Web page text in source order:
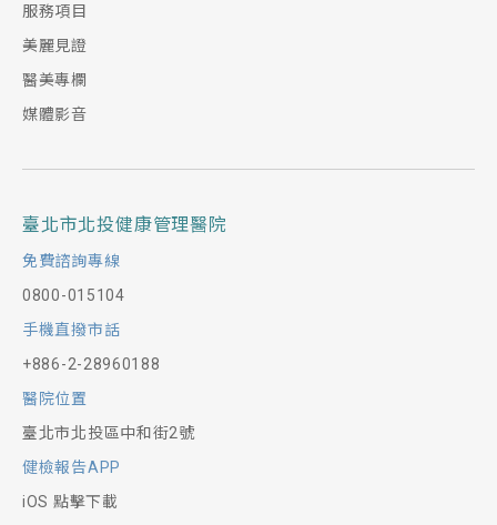
服務項目
美麗見證
醫美專欄
媒體影音
臺北市北投健康管理醫院
免費諮詢專線
0800-015104
手機直撥市話
+886-2-28960188
醫院位置
臺北市北投區中和街2號
健檢報告APP
iOS 點擊下載